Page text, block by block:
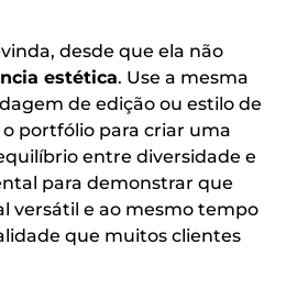
desde que ela não
estética. Use a mesma
de edição ou estilo de
portfólio para criar uma
entre diversidade e
para demonstrar que
versátil e ao mesmo tempo
que muitos clientes